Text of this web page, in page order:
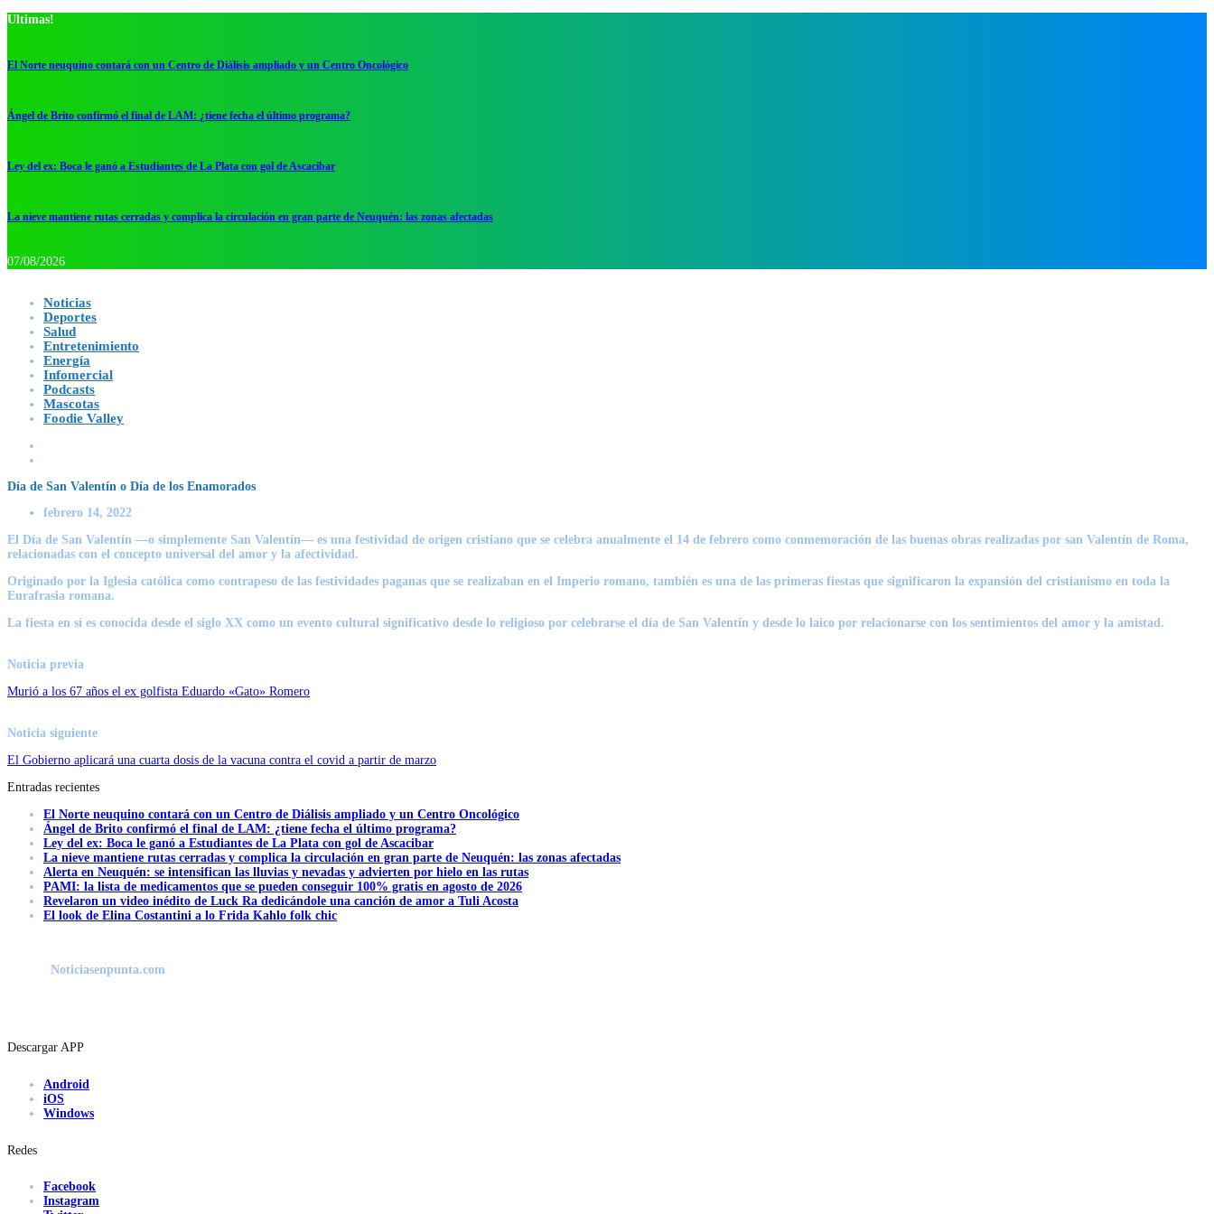
Ultimas!
El Norte neuquino contará con un Centro de Diálisis ampliado y un Centro Oncológico
Ángel de Brito confirmó el final de LAM: ¿tiene fecha el último programa?
Ley del ex: Boca le ganó a Estudiantes de La Plata con gol de Ascacibar
La nieve mantiene rutas cerradas y complica la circulación en gran parte de Neuquén: las zonas afectadas
07/08/2026
Noticias
Deportes
Salud
Entretenimiento
Energía
Infomercial
Podcasts
Mascotas
Foodie Valley
Día de San Valentín o Día de los Enamorados
febrero 14, 2022
El Día de San Valentín —o simplemente San Valentín— es una festividad de origen cristiano que se celebra anualmente el 14 de febrero como conmemoración de las buenas obras realizadas por san Valentín de Roma,
relacionadas con el concepto universal del amor y la afectividad.
Originado por la Iglesia católica como contrapeso de las festividades paganas que se realizaban en el Imperio romano, también es una de las primeras fiestas que significaron la expansión del cristianismo en toda la
Eurafrasia romana.
La fiesta en sí es conocida desde el siglo XX como un evento cultural significativo desde lo religioso por celebrarse el día de San Valentín y desde lo laico por relacionarse con los sentimientos del amor y la amistad.
Noticia previa
Murió a los 67 años el ex golfista Eduardo «Gato» Romero
Noticia siguiente
El Gobierno aplicará una cuarta dosis de la vacuna contra el covid a partir de marzo
Entradas recientes
El Norte neuquino contará con un Centro de Diálisis ampliado y un Centro Oncológico
Ángel de Brito confirmó el final de LAM: ¿tiene fecha el último programa?
Ley del ex: Boca le ganó a Estudiantes de La Plata con gol de Ascacibar
La nieve mantiene rutas cerradas y complica la circulación en gran parte de Neuquén: las zonas afectadas
Alerta en Neuquén: se intensifican las lluvias y nevadas y advierten por hielo en las rutas
PAMI: la lista de medicamentos que se pueden conseguir 100% gratis en agosto de 2026
Revelaron un video inédito de Luck Ra dedicándole una canción de amor a Tuli Acosta
El look de Elina Costantini a lo Frida Kahlo folk chic
Noticiasenpunta.com
Descargar APP
Android
iOS
Windows
Redes
Facebook
Instagram